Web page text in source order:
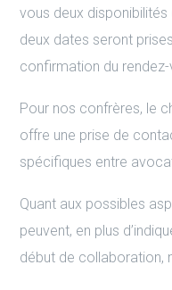
vous deux
deux dates seront
confirmation du
Pour nos confrères, le
offre une prise de
spécifiques entre
Quant aux possibles
peuvent, en plus
début de collaboration,